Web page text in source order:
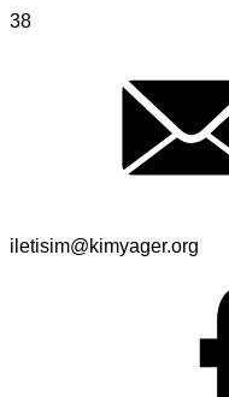
38
iletisim@kimyager.org